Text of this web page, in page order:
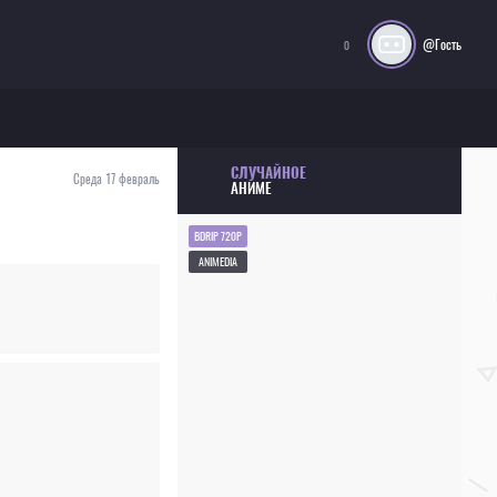
0 @Гость
Среда 17 февраль
СЛУЧАЙНОЕ
АНИМЕ
BDRIP 720P
ANIMEDIA